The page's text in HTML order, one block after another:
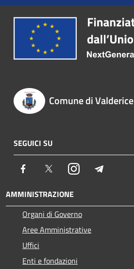
Comune di Valderice
SEGUICI SU
Facebook TwitterInstagram
AMMINISTRAZIONE
Organi di Governo
Aree Amministrative
Uffici
Enti e fondazioni